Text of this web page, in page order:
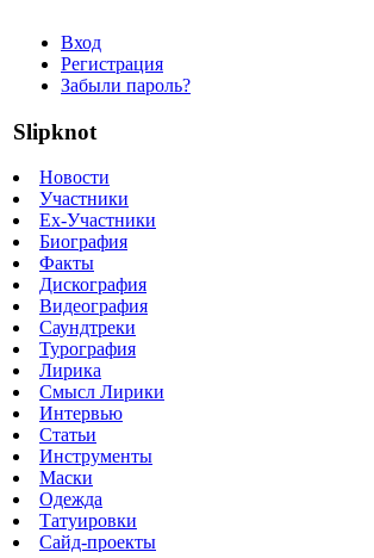
Вход
Регистрация
Забыли пароль?
Slipknot
Новости
Участники
Ex-Участники
Биография
Факты
Дискография
Видеография
Саундтреки
Турография
Лирика
Смысл Лирики
Интервью
Статьи
Инструменты
Маски
Одежда
Татуировки
Сайд-проекты